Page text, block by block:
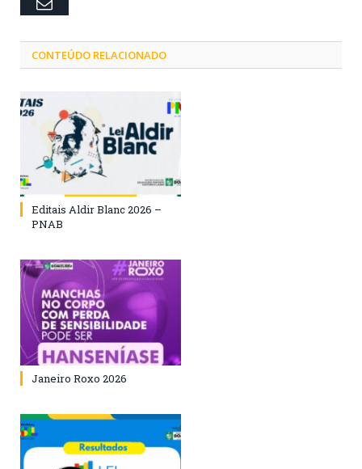
CONTEÚDO RELACIONADO
Editais Aldir Blanc 2026 –
PNAB
Janeiro Roxo 2026